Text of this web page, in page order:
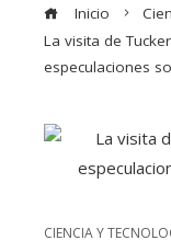
Inicio
La visita de
especulaciones
CIENCIA Y